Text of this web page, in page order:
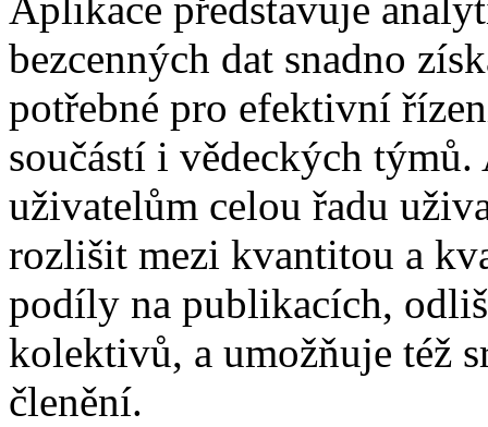
Aplikace představuje
bezcenných dat snadno
potřebné pro efektivní
součástí i vědeckých
uživatelům celou řadu
rozlišit mezi kvantitou a
podíly na publikacích,
kolektivů, a umožňuje též
členění.